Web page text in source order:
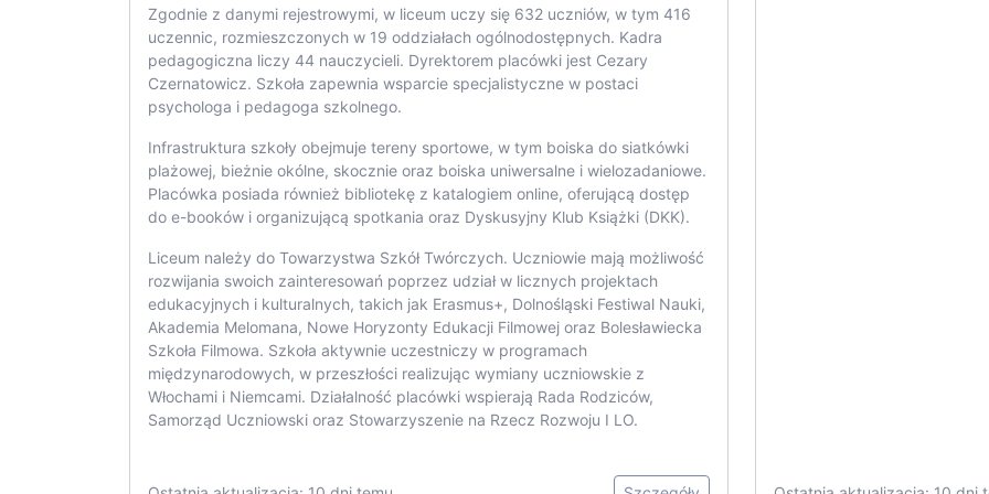
Zgodnie z danymi rejestrowymi, w liceum uczy się 632 uczniów, w tym 416
uczennic, rozmieszczonych w 19 oddziałach ogólnodostępnych. Kadra
pedagogiczna liczy 44 nauczycieli. Dyrektorem placówki jest Cezary
Czernatowicz. Szkoła zapewnia wsparcie specjalistyczne w postaci
psychologa i pedagoga szkolnego.
Infrastruktura szkoły obejmuje tereny sportowe, w tym boiska do siatkówki
plażowej, bieżnie okólne, skocznie oraz boiska uniwersalne i wielozadaniowe.
Placówka posiada również bibliotekę z katalogiem online, oferującą dostęp
do e-booków i organizującą spotkania oraz Dyskusyjny Klub Książki (DKK).
Liceum należy do Towarzystwa Szkół Twórczych. Uczniowie mają możliwość
rozwijania swoich zainteresowań poprzez udział w licznych projektach
edukacyjnych i kulturalnych, takich jak Erasmus+, Dolnośląski Festiwal Nauki,
Akademia Melomana, Nowe Horyzonty Edukacji Filmowej oraz Bolesławiecka
Szkoła Filmowa. Szkoła aktywnie uczestniczy w programach
międzynarodowych, w przeszłości realizując wymiany uczniowskie z
Włochami i Niemcami. Działalność placówki wspierają Rada Rodziców,
Samorząd Uczniowski oraz Stowarzyszenie na Rzecz Rozwoju I LO.